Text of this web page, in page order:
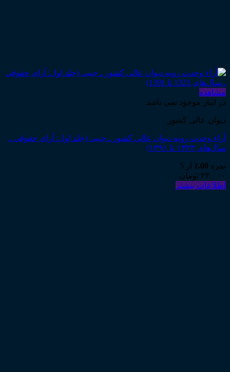
مشاهده
در انبار موجود نمی باشد
دیوان عالی کشور
آراء وحدت رویه دیوان عالی کشور ـ جیبی (جلد اول: آرای حقوقی ـ
سال‌های ۱۳۲۳ تا ۱۳۹۱)
نمره 1.00
از 5
۲۳,۰۰۰ تومان
اطلاعات بیشتر